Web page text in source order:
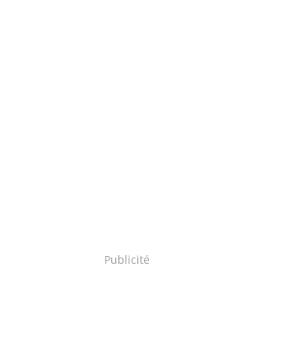
Publicité